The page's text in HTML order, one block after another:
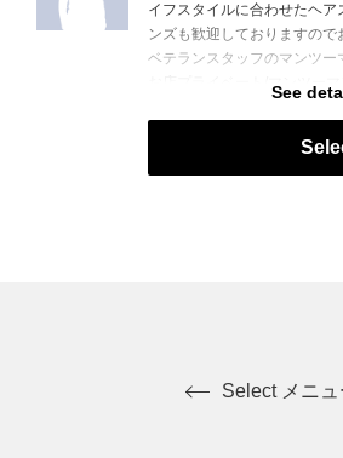
イフスタイルに合わせたヘア
ンズも歓迎しておりますので
ベテランスタッフのマンツー
お店プライベート/マンツー
See
Select メニュ